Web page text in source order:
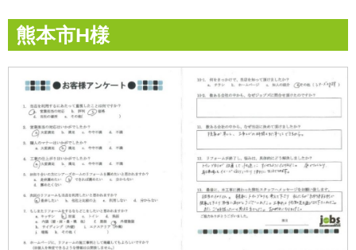
熊本市H様